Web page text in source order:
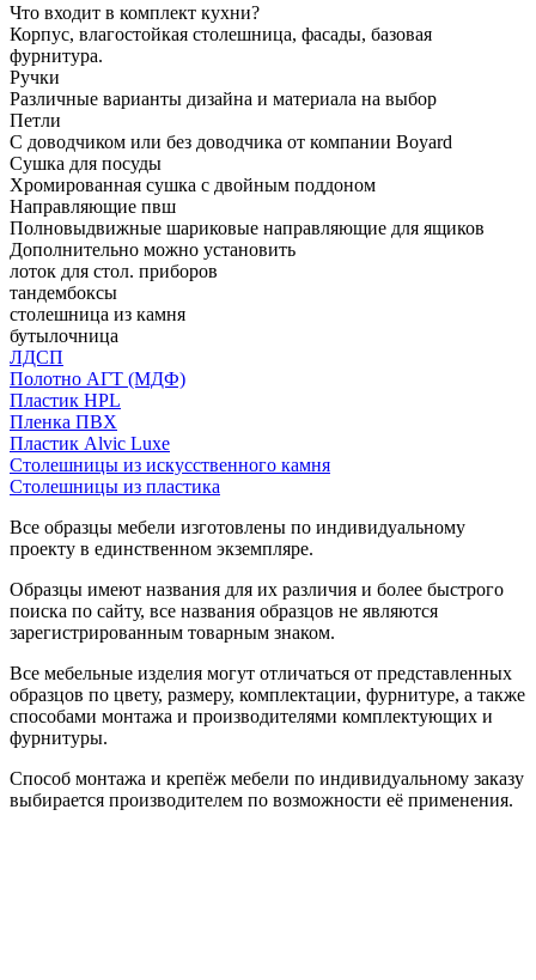
Что входит в комплект кухни?
Корпус, влагостойкая столешница, фасады, базовая
фурнитура.
Ручки
Различные варианты дизайна и материала на выбор
Петли
С доводчиком или без доводчика от компании Boyard
Сушка для посуды
Хромированная сушка с двойным поддоном
Направляющие пвш
Полновыдвижные шариковые направляющие для ящиков
Дополнительно можно установить
лоток для стол. приборов
тандембоксы
столешница из камня
бутылочница
ЛДСП
Полотно АГТ (МДФ)
Пластик HPL
Пленка ПВХ
Пластик Alvic Luxe
Столешницы из искусственного камня
Столешницы из пластика
Все образцы мебели изготовлены по индивидуальному
проекту в единственном экземпляре.
Образцы имеют названия для их различия и более быстрого
поиска по сайту, все названия образцов не являются
зарегистрированным товарным знаком.
Все мебельные изделия могут отличаться от представленных
образцов по цвету, размеру, комплектации, фурнитуре, а также
способами монтажа и производителями комплектующих и
фурнитуры.
Способ монтажа и крепёж мебели по индивидуальному заказу
выбирается производителем по возможности её применения.